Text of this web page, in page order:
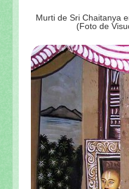
Murti de Sri Chaitanya
(Foto de